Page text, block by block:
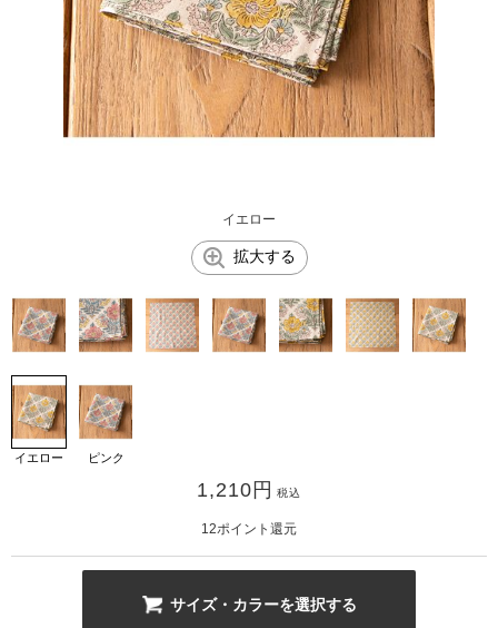
イエロー
拡大する
イエロー ピンク
1,210 円 税込
12ポイント還元
サイズ・カラーを選択する